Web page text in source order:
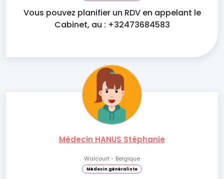
Vous pouvez planifier un RDV en appelant le
Cabinet, au : +32473684583
Médecin HANUS Stéphanie
Walcourt - Belgique
Médecin généraliste